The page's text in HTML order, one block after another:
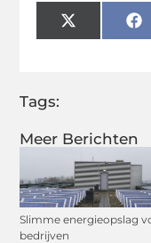
Meer Berichten
Slimme energieopslag
bedrijven
X
(Twitter)
Tags: